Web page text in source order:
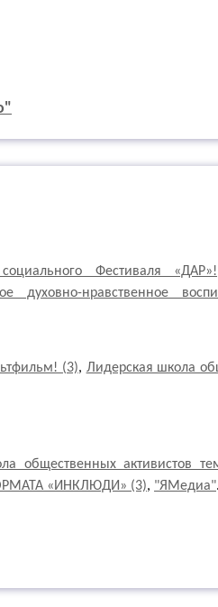
Фестиваля «ДАР»!
духовно-нравственное
(3), Лидерская школа
общественных активистов
«ИНКЛЮДИ» (3), "ЯМедиа".